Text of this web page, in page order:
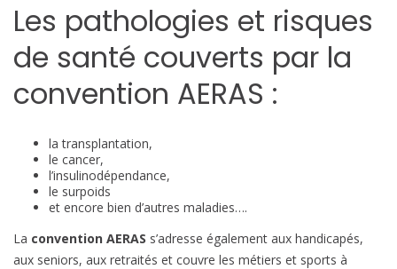
Les pathologies et risques
de santé couverts par la
convention AERAS :
la transplantation,
le cancer,
l’insulinodépendance,
le surpoids
et encore bien d’autres maladies….
La convention AERAS s’adresse également aux handicapés,
aux seniors, aux retraités et couvre les métiers et sports à